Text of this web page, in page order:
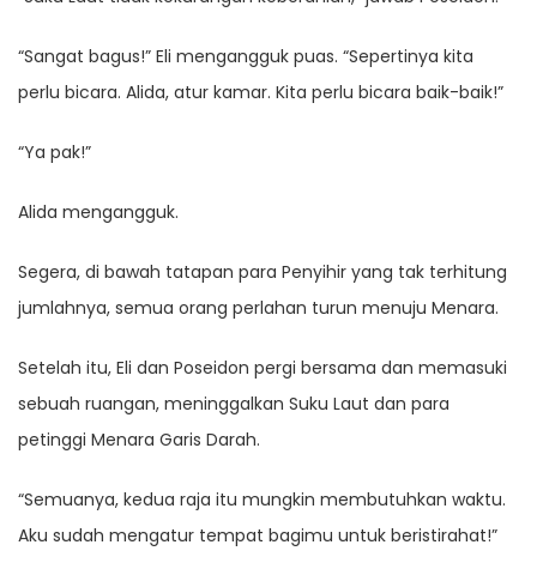
“Sangat bagus!” Eli mengangguk puas. “Sepertinya kita
perlu bicara. Alida, atur kamar. Kita perlu bicara baik-baik!”
“Ya pak!”
Alida mengangguk.
Segera, di bawah tatapan para Penyihir yang tak terhitung
jumlahnya, semua orang perlahan turun menuju Menara.
Setelah itu, Eli dan Poseidon pergi bersama dan memasuki
sebuah ruangan, meninggalkan Suku Laut dan para
petinggi Menara Garis Darah.
“Semuanya, kedua raja itu mungkin membutuhkan waktu.
Aku sudah mengatur tempat bagimu untuk beristirahat!”